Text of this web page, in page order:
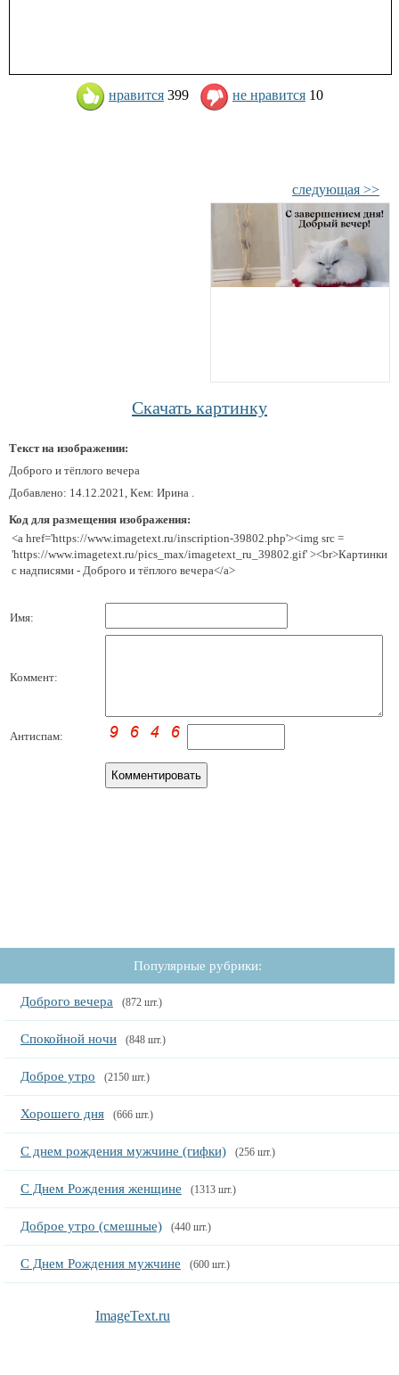
нравится 399 не нравится 10
следующая >>
Скачать картинку
Текст на изображении:
Доброго и тёплого вечера
Добавлено: 14.12.2021, Кем: Ирина .
Код для размещения изображения:
<a href='https://www.imagetext.ru/inscription-39802.php'><img src =
'https://www.imagetext.ru/pics_max/imagetext_ru_39802.gif' ><br>Картинки
с надписями - Доброго и тёплого вечера</a>
Имя:
Коммент:
Антиспам:
Популярные рубрики:
Доброго вечера (872 шт.)
Спокойной ночи (848 шт.)
Доброе утро (2150 шт.)
Хорошего дня (666 шт.)
С днем рождения мужчине (гифки) (256 шт.)
С Днем Рождения женщине (1313 шт.)
Доброе утро (смешные) (440 шт.)
С Днем Рождения мужчине (600 шт.)
ImageText.ru